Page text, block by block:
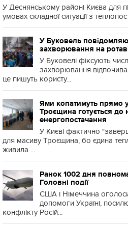
У Деснянському районі Києва для
умовах складної ситуації з
У Буковель
захворювання на
У Буковелі фіксують
захворювання
це пишуть користу...
Ями копатимуть прямо
Троєщина готується до
енергопостачання
У Києві фактично
для масиву Троєщина, бо єдина
живила ...
Ранок 1002 дня
Головні події
США і Німеччина
допомоги Україні,
конфлікту Росій...